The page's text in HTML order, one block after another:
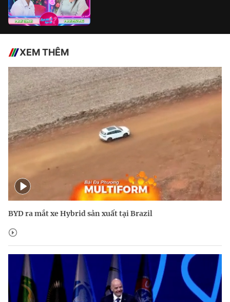
XEM THÊM
BYD ra mắt xe Hybrid sản xuất tại Brazil